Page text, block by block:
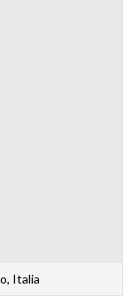
Italia